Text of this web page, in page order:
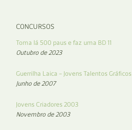
CONCURSOS
Toma lá 500 paus e faz uma BD 11
Outubro de 2023
Guerrilha Laica – Jovens Talentos Gráficos
Junho de 2007
Jovens Criadores 2003
Novembro de 2003